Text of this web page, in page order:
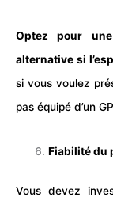
Optez pour
alternative si
si vous voulez
pas équipé d’un
Fiabilité du
Vous devez